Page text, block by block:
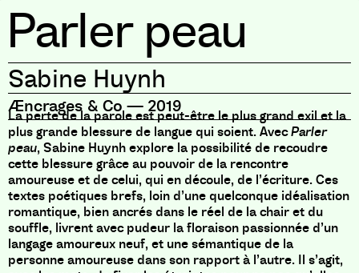
Parler peau
Sabine Huynh
Æncrages & Co — 2019
La perte de la parole est peut-être le plus grand exil et la
plus grande blessure de langue qui soient. AvecParler
peau, Sabine Huynh explore la possibilité de recoudre
cette blessure grâce au pouvoir de la rencontre
amoureuse et de celui, qui en découle, de l’écriture. Ces
textes poétiques brefs, loin d’une quelconque idéalisation
romantique, bien ancrés dans le réel de la chair et du
souffle, livrent avec pudeur la floraison passionnée d’un
langage amoureux neuf, et une sémantique de la
personne amoureuse dans son rapport à l’autre. Il s’agit,